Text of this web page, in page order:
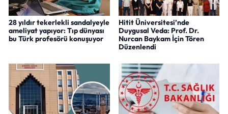
28 yıldır tekerlekli sandalyeyle
ameliyat yapıyor: Tıp dünyası
bu Türk profesörü konuşuyor
Hitit Üniversitesi’nde
Duygusal Veda: Prof. Dr.
Nurcan Baykam İçin Tören
Düzenlendi